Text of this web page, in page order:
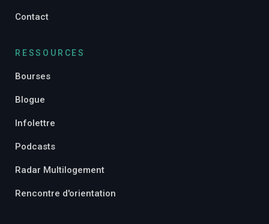
Contact
RESSOURCES
Bourses
Blogue
Infolettre
Podcasts
Radar Multilogement
Rencontre d'orientation